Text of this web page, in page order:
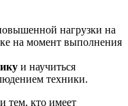
нагрузки на
на момент выполнения
и научиться
техники.
тем, кто имеет